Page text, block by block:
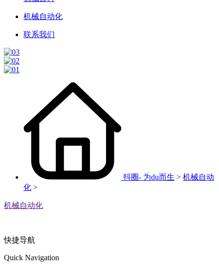
机械自动化
联系我们
抖圈- 为du而生 > 机械自动
化 >
机械自动化
快捷导航
Quick Navigation